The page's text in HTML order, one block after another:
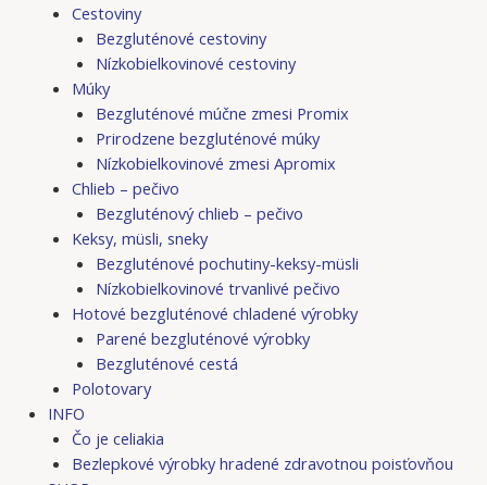
Cestoviny
Bezgluténové cestoviny
Nízkobielkovinové cestoviny
Múky
Bezgluténové múčne zmesi Promix
Prirodzene bezgluténové múky
Nízkobielkovinové zmesi Apromix
Chlieb – pečivo
Bezgluténový chlieb – pečivo
Keksy, müsli, sneky
Bezgluténové pochutiny-keksy-müsli
Nízkobielkovinové trvanlivé pečivo
Hotové bezgluténové chladené výrobky
Parené bezgluténové výrobky
Bezgluténové cestá
Polotovary
INFO
Čo je celiakia
Bezlepkové výrobky hradené zdravotnou poisťovňou